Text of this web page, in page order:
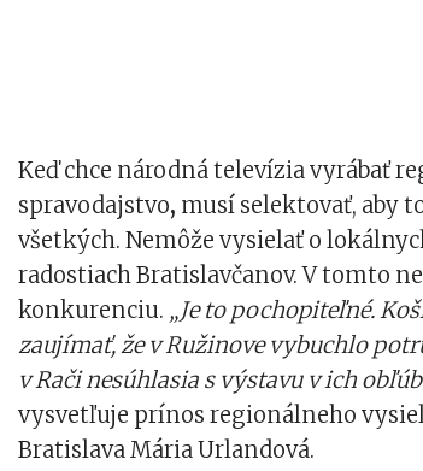
Keď chce národná televízia vyrábať
spravodajstvo, musí selektovať, aby
všetkých. Nemôže vysielať o
radostiach Bratislavčanov. V tomto
konkurenciu. „Je to pochopiteľné.
zaujímať, že v Ružinove vybuchlo
v Rači nesúhlasia s výstavu v ich
vysvetľuje prínos regionálneho
Bratislava Mária Urlandová.